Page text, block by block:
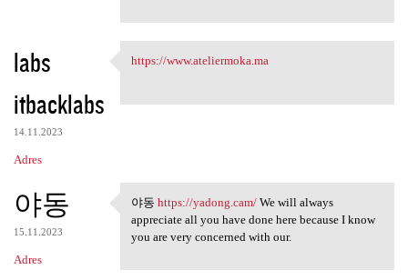
labs
itbacklabs
14.11.2023
Adres
https://www.ateliermoka.ma
https://www.ateliermoka.ma
야동
15.11.2023
Adres
야동 https://yadong.cam/ We
야동 https://yadong.cam/We will always
appreciate all you have done here because I know
you are very concerned with our.